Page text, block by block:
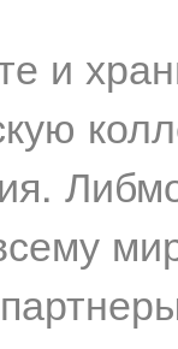
и